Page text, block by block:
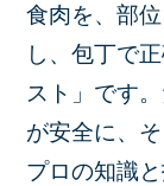
食肉を、部
し、包丁で
スト」です
が安全に、
プロの知識